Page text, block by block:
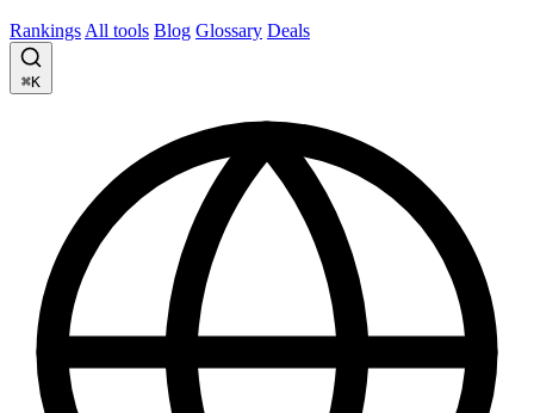
Rankings All tools Blog Glossary Deals
⌘K